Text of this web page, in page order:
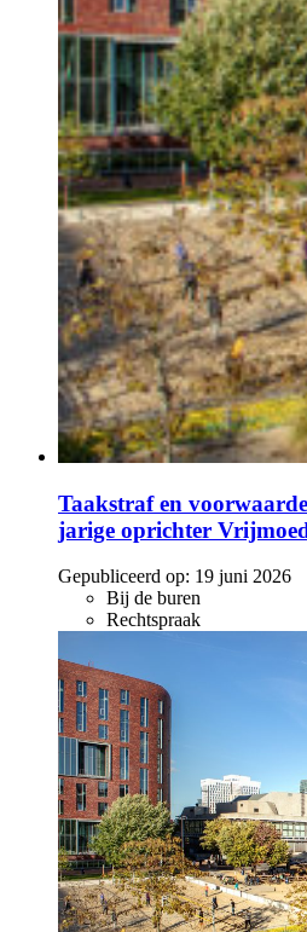
Taakstraf en
jarige oprichter
Gepubliceerd op: 19 juni 2026
Bij de buren
Rechtspraak